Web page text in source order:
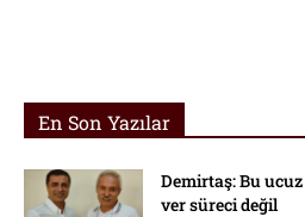
En Son Yazılar
Demirtaş: Bu
ver süreci değil